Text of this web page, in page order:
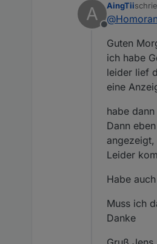
A
Offline
AingTii
@
Guten
ich habe
leider lief
eine
habe
Dann
angezeigt,
Leider
Habe
Muss ich
Danke